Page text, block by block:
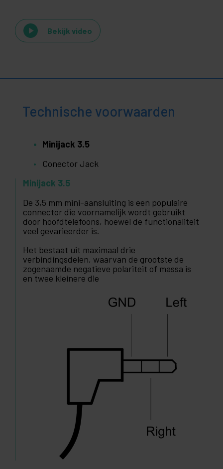
Bekijk video
Technische voorwaarden
Minijack 3.5
Conector Jack
Minijack 3.5
De 3,5 mm mini-aansluiting is een populaire
connector die voornamelijk wordt gebruikt
door hoofdtelefoons, hoewel de functionaliteit
veel gevarieerder is.
Het bestaat uit maximaal drie
verbindingsdelen, waarvan de grootste de
zogenaamde negatieve polariteit of massa is
en twee kleinere die